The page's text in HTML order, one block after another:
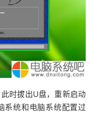
时拔出U盘，重新启动
系统和电脑系统配置过